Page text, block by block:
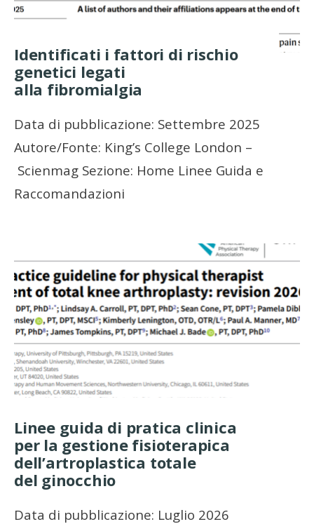
Identificati i fattori di rischio
genetici legati
alla fibromialgia
Data di pubblicazione: Settembre 2025
Autore/Fonte: King’s College London –
Scienmag Sezione: Home Linee Guida e
Raccomandazioni
Linee guida di pratica clinica
per la gestione fisioterapica
dell’artroplastica totale
del ginocchio
Data di pubblicazione: Luglio 2026